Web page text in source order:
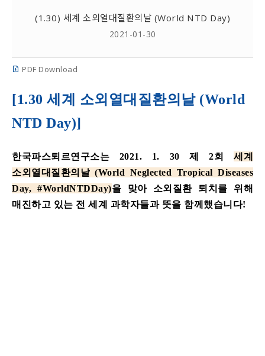
(1.30) 세계 소외열대질환의날 (World NTD Day)
2021-01-30
PDF Download
[1.30 세계 소외열대질환의날(World
NTD Day)]
한국파스퇴르연구소는 2021. 1. 30제 2회
세계
소외열대질환의날 (World Neglected Tropical Diseases
Day,#WorldNTDDay)을 맞아 소외질환 퇴치를
위해
매진하고 있는 전 세계 과학자들과 뜻을 함께했습니다!